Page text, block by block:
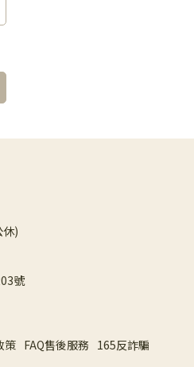
)
號
策 FAQ售後服務 165反詐騙